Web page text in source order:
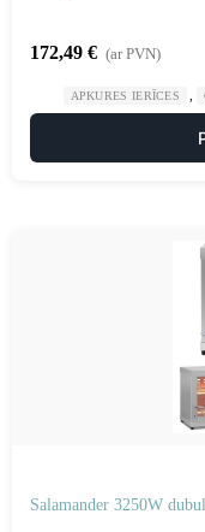
172,49 € (ar PVN)
APKURES IERĪCES
Salamander 3250W